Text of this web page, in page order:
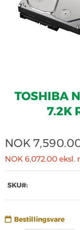
TOSHIBA
7.2K
NOK
NOK 6,072.00 eksl.
SKU#:
Bestillingsvare